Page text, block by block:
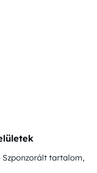
Szponzorált tartalom,